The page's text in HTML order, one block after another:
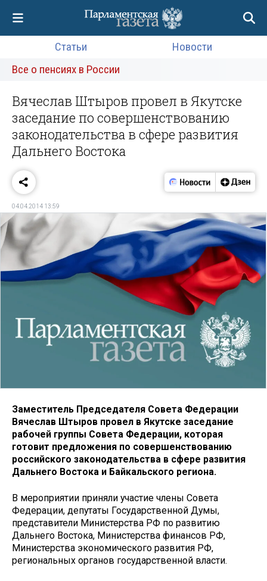
Статьи
Новости
Все о пенсиях в России
Вячеслав Штыров провел в Якутске
заседание по совершенствованию
законодательства в сфере развития
Дальнего Востока
04.04.2014 13:59
Заместитель Председателя Совета Федерации
Вячеслав Штыров провел в Якутске заседание
рабочей группы Совета Федерации, которая
готовит предложения по совершенствованию
российского законодательства в сфере развития
Дальнего Востока и Байкальского региона.
В мероприятии приняли участие члены Совета
Федерации, депутаты Государственной Думы,
представители Министерства РФ по развитию
Дальнего Востока, Министерства финансов РФ,
Министерства экономического развития РФ,
региональных органов государственной власти.